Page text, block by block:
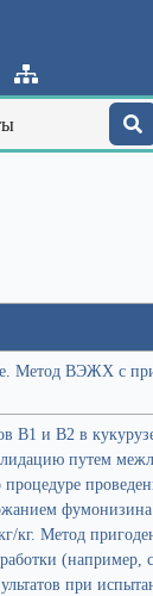
Метод ВЭЖХ с
В1 и В2 в
путем
кг. Метод
при